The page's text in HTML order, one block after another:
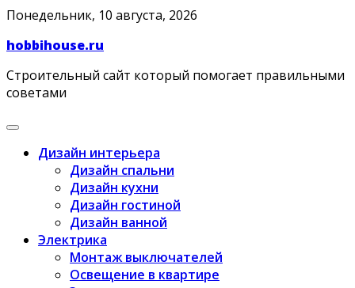
Skip
content
Понедельник, 10 августа, 2026
hobbihouse.ru
Строительный сайт который помогает правильными
советами
Дизайн интерьера
Дизайн спальни
Дизайн кухни
Дизайн гостиной
Дизайн ванной
Электрика
Монтаж выключателей
Освещение в квартире